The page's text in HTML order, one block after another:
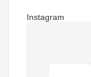
Instagram